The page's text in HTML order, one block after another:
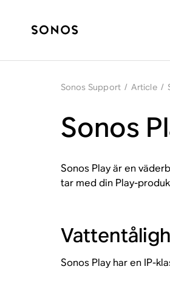
Sonos Support / Article /
Sonos
Sonos Play är en
tar med din Play-
Sonos Play har en IP-